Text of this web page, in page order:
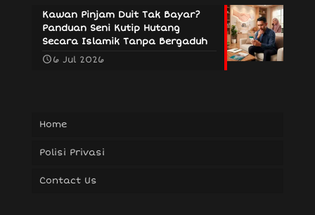
Kawan Pinjam Duit Tak Bayar?
Panduan Seni Kutip Hutang
Secara Islamik Tanpa Bergaduh
6 Jul 2026
Home
Polisi Privasi
Contact Us